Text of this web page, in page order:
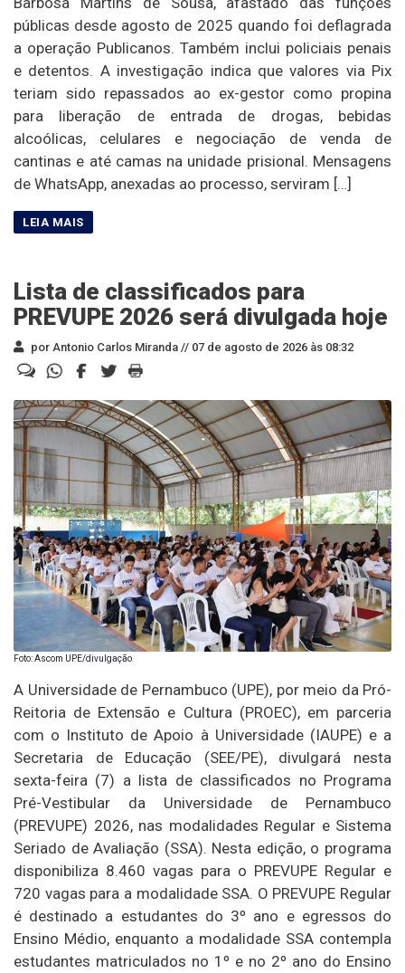
públicas desde agosto de 2025 quando foi deflagrada
a operação Publicanos. Também inclui policiais penais
e detentos. A investigação indica que valores via Pix
teriam sido repassados ao ex-gestor como propina
para liberação de entrada de drogas, bebidas
alcoólicas, celulares e negociação de venda de
cantinas e até camas na unidade prisional. Mensagens
de WhatsApp, anexadas ao processo, serviram […]
Lista de classificados para
PREVUPE 2026 será divulgada hoje
por Antonio Carlos Miranda // 07 de agosto de 2026 às 08:32
Foto: Ascom UPE/divulgação
A Universidade de Pernambuco (UPE), por meio da Pró-
Reitoria de Extensão e Cultura (PROEC), em parceria
com o Instituto de Apoio à Universidade (IAUPE) e a
Secretaria de Educação (SEE/PE), divulgará nesta
sexta-feira (7) a lista de classificados no Programa
Pré-Vestibular da Universidade de Pernambuco
(PREVUPE) 2026, nas modalidades Regular e Sistema
Seriado de Avaliação (SSA). Nesta edição, o programa
disponibiliza 8.460 vagas para o PREVUPE Regular e
720 vagas para a modalidade SSA. O PREVUPE Regular
é destinado a estudantes do 3º ano e egressos do
Ensino Médio, enquanto a modalidade SSA contempla
estudantes matriculados no 1º e no 2º ano do Ensino